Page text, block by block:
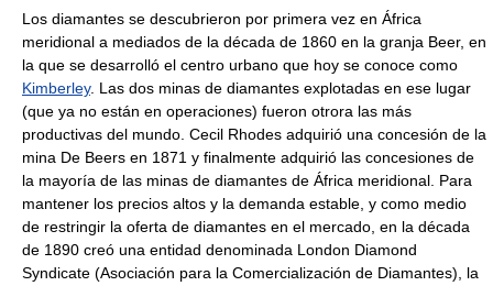
Los diamantes se descubrieron por primera vez en África
meridional a mediados de la década de 1860 en la granja Beer, en
la que se desarrolló el centro urbano que hoy se conoce como
Kimberley. Las dos minas de diamantes explotadas en ese lugar
(que ya no están en operaciones) fueron otrora las más
productivas del mundo. Cecil Rhodes adquirió una concesión de la
mina De Beers en 1871 y finalmente adquirió las concesiones de
la mayoría de las minas de diamantes de África meridional. Para
mantener los precios altos y la demanda estable, y como medio
de restringir la oferta de diamantes en el mercado, en la década
de 1890 creó una entidad denominada London Diamond
Syndicate (Asociación para la Comercialización de Diamantes), la